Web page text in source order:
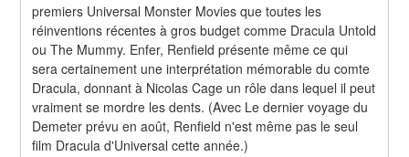
premiers Universal Monster Movies que toutes les
réinventions récentes à gros budget comme Dracula Untold
ou The Mummy. Enfer, Renfield présente même ce qui
sera certainement une interprétation mémorable du comte
Dracula, donnant à Nicolas Cage un rôle dans lequel il peut
vraiment se mordre les dents. (Avec Le dernier voyage du
Demeter prévu en août, Renfield n'est même pas le seul
film Dracula d'Universal cette année.)